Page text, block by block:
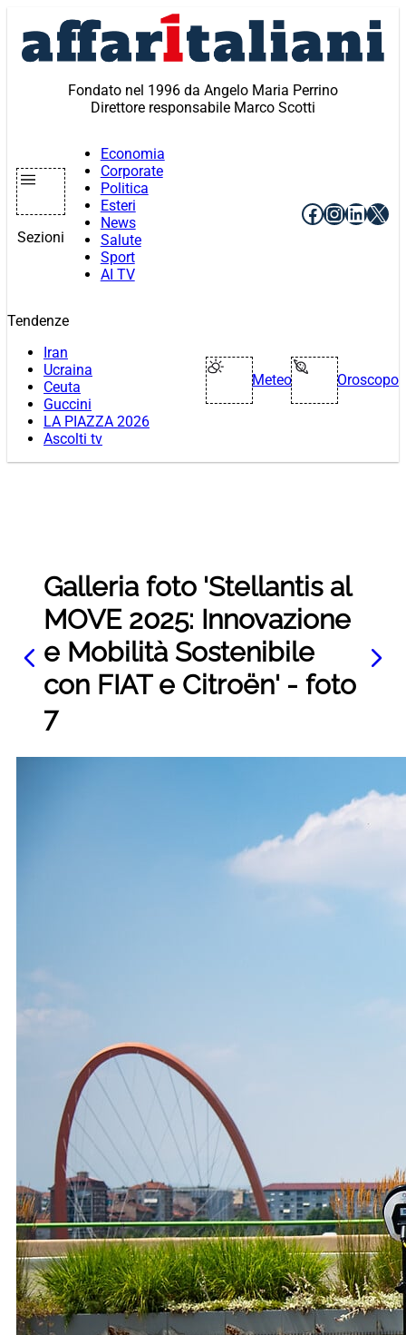
contenuto
Fondato nel 1996 da Angelo Maria Perrino
Direttore responsabile Marco Scotti
Sezioni
Economia
Corporate
Politica
Esteri
News
Salute
Sport
AI TV
Facebook
X
Tendenze
Iran
Ucraina
Ceuta
Guccini
LA PIAZZA 2026
Ascolti tv
Meteo Oroscopo
Galleria foto 'Stellantis al
MOVE 2025: Innovazione
e Mobilità Sostenibile
con FIAT e Citroën' - foto
7